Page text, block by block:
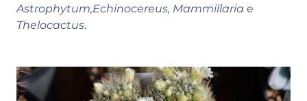
Astrophytum,Echinocereus, Mammillaria e
Thelocactus.